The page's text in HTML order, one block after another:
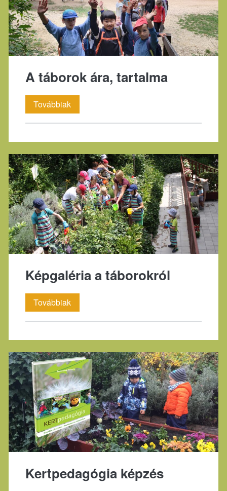
A táborok ára, tartalma
TovábbiakA
táborok
ára,
tartalma
Képgaléria a táborokról
TovábbiakKépgaléria
a
táborokról
Kertpedagógia képzés